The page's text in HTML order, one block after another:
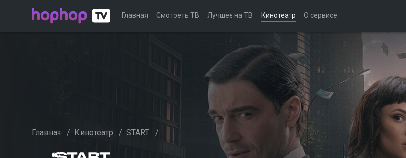
Главная Смотреть ТВ Лучшее на ТВ Кинотеатр О сервисе
Главная / Кинотеатр / START /